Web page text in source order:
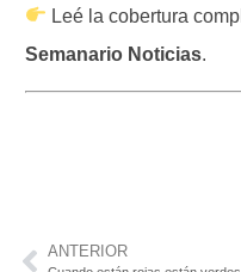
Leé la cobertura
Semanario Noticias.
ANTERIOR